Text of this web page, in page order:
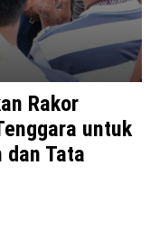
Rakor
untuk
dan Tata